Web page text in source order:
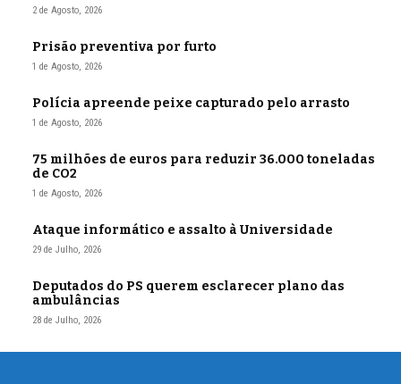
2 de Agosto, 2026
Prisão preventiva por furto
1 de Agosto, 2026
Polícia apreende peixe capturado pelo arrasto
1 de Agosto, 2026
75 milhões de euros para reduzir 36.000 toneladas
de CO2
1 de Agosto, 2026
Ataque informático e assalto à Universidade
29 de Julho, 2026
Deputados do PS querem esclarecer plano das
ambulâncias
28 de Julho, 2026